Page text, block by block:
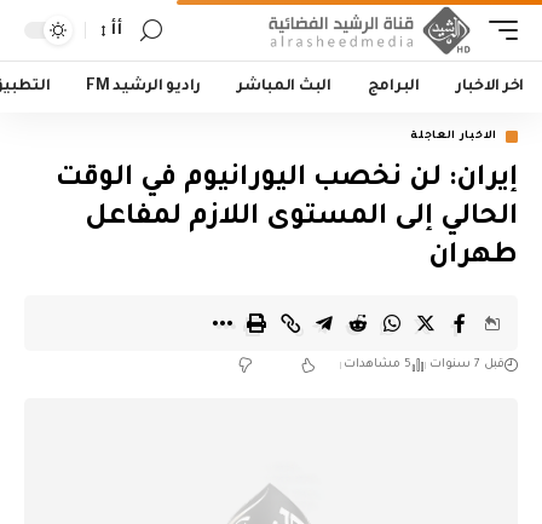
أأ
اخر الاخبار البرامج البث المباشر راديو الرشيد FM
الاخبار العاجلة
إيران: لن نخصب اليورانيوم في الوقت
الحالي إلى المستوى اللازم لمفاعل
طهران
قبل 7 سنوات 5 مشاهدات